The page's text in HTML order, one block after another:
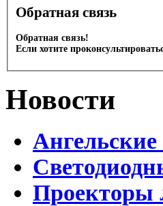
Обратная связь
Обратная связь!
Если хотите
Новости
Проекторы